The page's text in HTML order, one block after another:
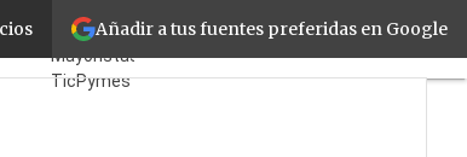
Añadir a tus fuentes preferidas en Google
Fabricantes
Mayoristas
TicPymes